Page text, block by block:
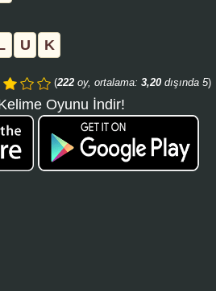
U K
(222 oy, ortalama: 3,20 dışında 5)
Oyunu İndir!